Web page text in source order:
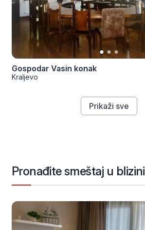
Gospodar Vasin konak
Kraljevo
Prikaži sve
Pronađite smeštaj u blizini